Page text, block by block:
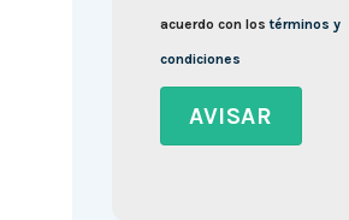
acuerdo con lostérminos y
condiciones